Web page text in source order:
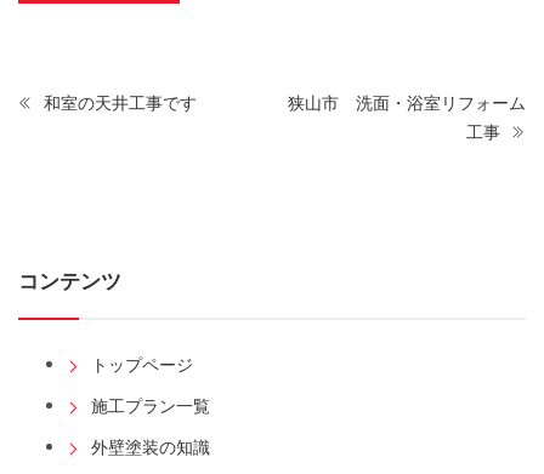
和室の天井工事です
狭山市 洗面・浴室リフォーム
工事
コンテンツ
トップページ
施工プラン一覧
外壁塗装の知識